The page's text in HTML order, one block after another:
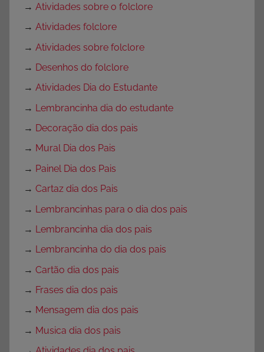
→ Atividades sobre o folclore
→ Atividades folclore
→ Atividades sobre folclore
→ Desenhos do folclore
→ Atividades Dia do Estudante
→ Lembrancinha dia do estudante
→ Decoração dia dos pais
→ Mural Dia dos Pais
→ Painel Dia dos Pais
→ Cartaz dia dos Pais
→ Lembrancinhas para o dia dos pais
→ Lembrancinha dia dos pais
→ Lembrancinha do dia dos pais
→ Cartão dia dos pais
→ Frases dia dos pais
→ Mensagem dia dos pais
→ Musica dia dos pais